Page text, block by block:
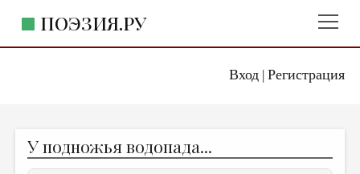
Вход| Регистрация
ПОЭЗИЯ.РУ
ЖАНРЫ
У подножья водопада...